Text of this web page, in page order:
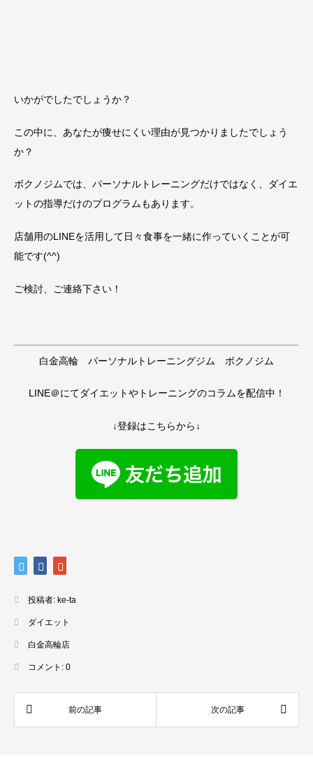
いかがでしたでしょうか？
この中に、あなたが痩せにくい理由が見つかりましたでしょう
か？
ボクノジムでは、パーソナルトレーニングだけではなく、ダイエ
ットの指導だけのプログラムもあります。
店舗用のLINEを活用して日々食事を一緒に作っていくことが可
能です(^^)
ご検討、ご連絡下さい！
白金高輪 パーソナルトレーニングジム ボクノジム
LINE＠にてダイエットやトレーニングのコラムを配信中！
↓登録はこちらから↓
投稿者: ke-ta
ダイエット
白金高輪店
コメント: 0